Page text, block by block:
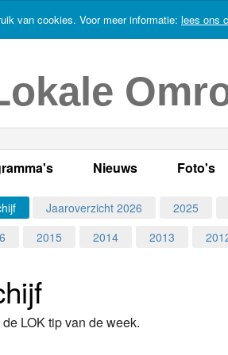
van cookies. Voor meer informatie: lees ons
programma's
Nieuws
Actueel Lokaal
LOK nieuws
Foto's
Jaaroverzicht 2026 2025
2015 2014 2013
LOK tip van de week.